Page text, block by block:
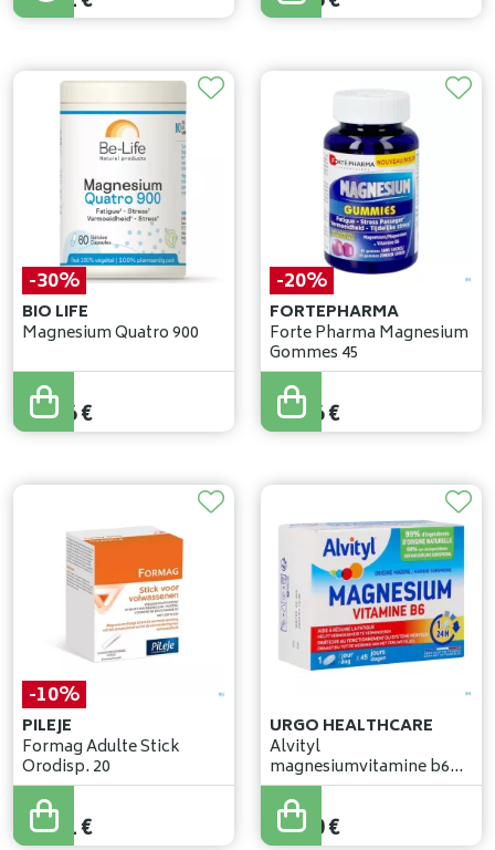
-30%
BIO LIFE
Magnesium Quatro 900
18,80
13,16€
-20%
FORTEPHARMA
Forte Pharma Magnesium
Gommes 45
16,45
13,16€
-10%
PILEJE
Formag Adulte Stick
Orodisp. 20
14,90
13,41€
URGO HEALTHCARE
Alvityl
magnesiumvitamine b6
comp 45
13,50€